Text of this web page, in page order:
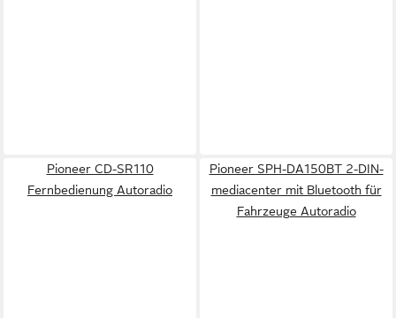
Pioneer CD-SR110
Fernbedienung Autoradio
Pioneer SPH-DA150BT 2-DIN-
mediacenter mit Bluetooth für
Fahrzeuge Autoradio